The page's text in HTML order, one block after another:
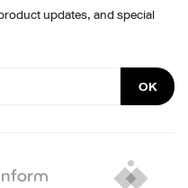
updates, and special
OK